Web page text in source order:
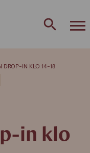
in klo
DROP-IN KLO 14-18